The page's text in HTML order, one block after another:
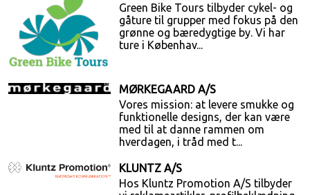
Green Bike Tours tilbyder cykel- og
gåture til grupper med fokus på den
grønne og bæredygtige by. Vi har
ture i Københav...
MØRKEGAARD A/S
Vores mission: at levere smukke og
funktionelle designs, der kan være
med til at danne rammen om
hverdagen, i tråd med t...
KLUNTZ A/S
Hos Kluntz Promotion A/S tilbyder